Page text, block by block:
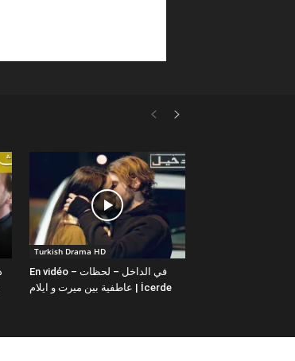
Turkish Drama HD
En vidéo – في الداخل – لحظات
عاطفية بين ميرت و ايلام | İcerde